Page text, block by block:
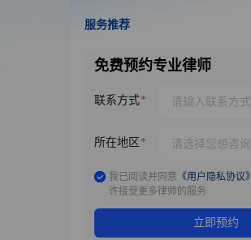
服务推荐
免费预约专业律师
联系方式
所在地区
我已阅读并同意 《用户隐私协议》
许接受更多律师的服务
立即预约